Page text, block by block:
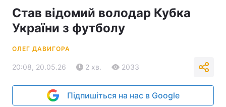
Став відомий володар Кубка
України з футболу
ОЛЕГ ДАВИГОРА
20:08, 20.05.26 2 хв. 2033
Підпишіться на нас в Google